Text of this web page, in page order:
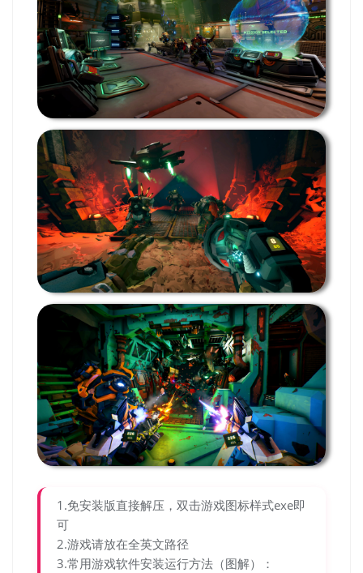
1.免安装版直接解压，双击游戏图标样式exe即
可
2.游戏请放在全英文路径
3.常用游戏软件安装运行方法（图解）：